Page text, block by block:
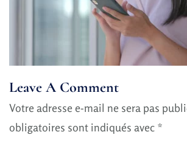
Leave A Comment
Votre adresse e-mail ne sera pas
obligatoires sont indiqués avec *